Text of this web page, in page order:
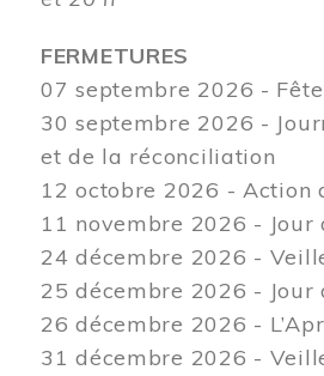
FERMETURES
07 septembre 2026 -
30 septembre 2026 -
et de la réconciliation
12 octobre 2026 - Action
11 novembre 2026 - Jour
24 décembre 2026 -
25 décembre 2026 - Jour
26 décembre 2026 -
31 décembre 2026 -